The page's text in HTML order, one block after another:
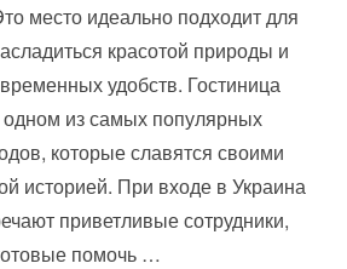
место идеально подходит для
красотой природы и
удобств. Гостиница
одном из самых популярных
которые славятся своими
историей. При входе в Украина
приветливые сотрудники,
помочь …